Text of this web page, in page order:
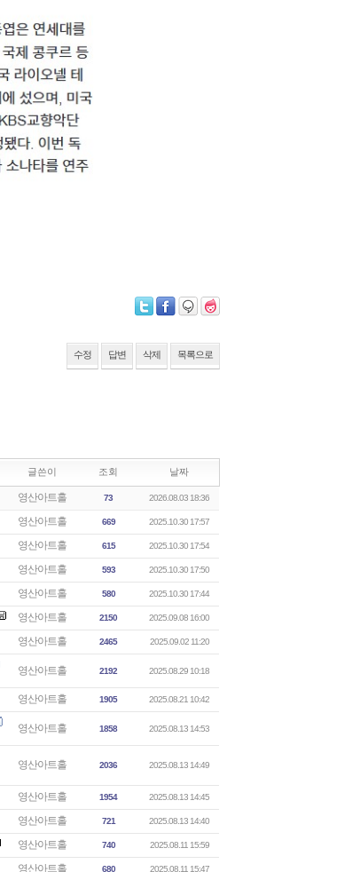
수정 답변 삭제 목록으로
글쓴이 조회 날짜
영산아트홀 73 2026.08.03 18:36
영산아트홀 669 2025.10.30 17:57
영산아트홀 615 2025.10.30 17:54
영산아트홀 593 2025.10.30 17:50
영산아트홀 580 2025.10.30 17:44
영산아트홀 2150 2025.09.08 16:00
영산아트홀 2465 2025.09.02 11:20
영산아트홀 2192 2025.08.29 10:18
영산아트홀 1905 2025.08.21 10:42
영산아트홀 1858 2025.08.13 14:53
영산아트홀 2036 2025.08.13 14:49
영산아트홀 1954 2025.08.13 14:45
영산아트홀 721 2025.08.13 14:40
영산아트홀 740 2025.08.11 15:59
영산아트홀 680 2025.08.11 15:47